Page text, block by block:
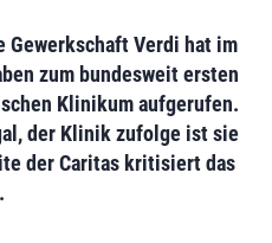
Gewerkschaft Verdi hat im
zum bundesweitersten
Klinikumaufgerufen.
der Klinik zufolge ist sie
der Caritas kritisiert das